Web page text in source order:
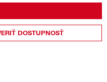
DOSTUPNOSŤ